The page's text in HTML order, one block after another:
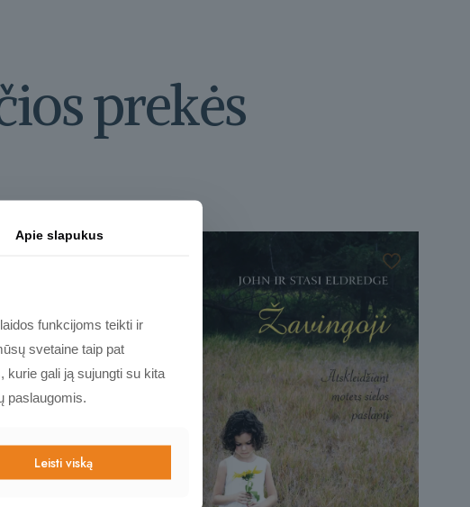
prekės
Apie slapukus
funkcijoms teikti ir
svetaine taip pat
kurie gali ją sujungti su kita
paslaugomis.
Leisti viską